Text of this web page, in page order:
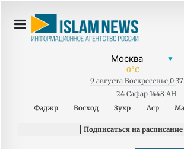
0°C
9 августа Воскресенье,0:37
24 Сафар 1448 AH
Фаджр
Восход Зухр Аср
Подписаться на расписание